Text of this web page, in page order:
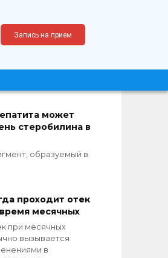
Запись на прием
может
стеробилина в
образуемый в
проходит отек
месячных
при месячных
вызывается
в